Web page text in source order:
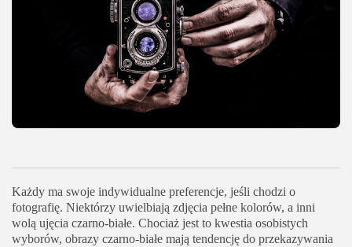
Każdy ma swoje indywidualne preferencje, jeśli chodzi o
fotografię. Niektórzy uwielbiają zdjęcia pełne kolorów, a inni
wolą ujęcia czarno-białe. Chociaż jest to kwestia osobistych
wyborów, obrazy czarno-białe mają tendencję do przekazywania